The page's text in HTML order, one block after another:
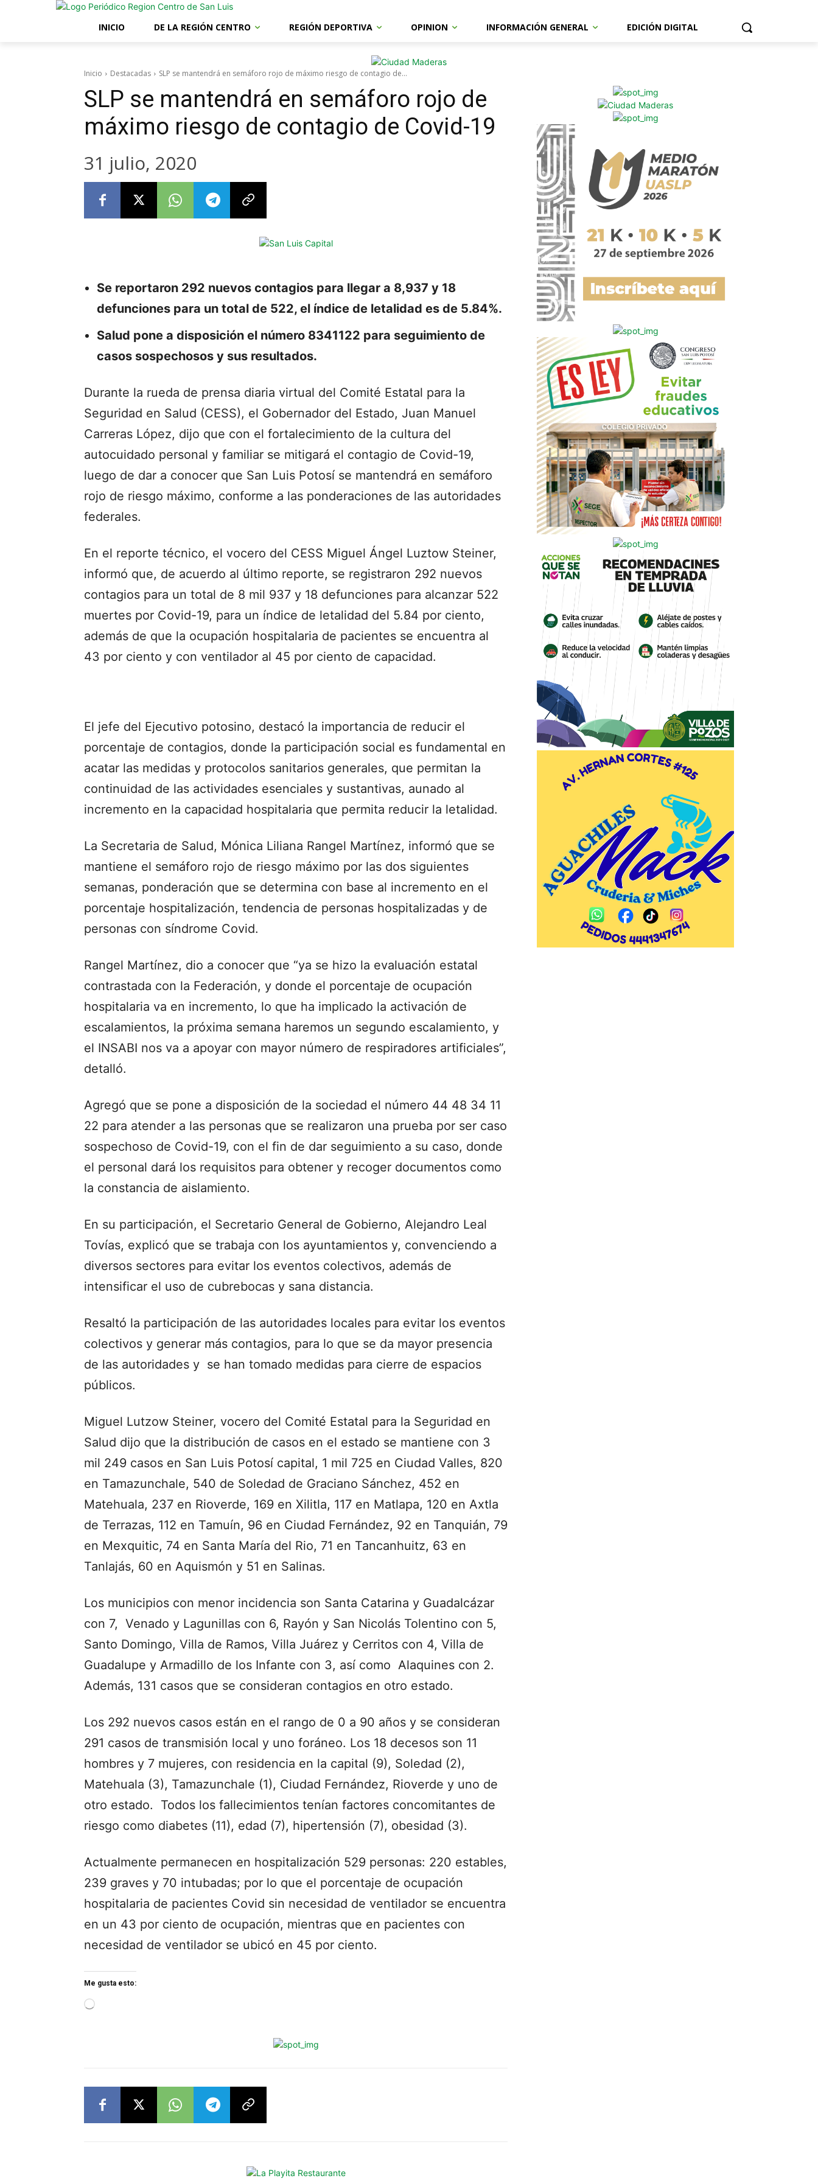
INICIO DE LA REGIÓN CENTRO REGIÓN DEPORTIVA OPINION INFORMACIÓN GENERAL EDICIÓN DIGITAL
Inicio Destacadas SLP se mantendrá en semáforo rojo de máximo riesgo de contagio de...
SLP se mantendrá en semáforo rojo de
máximo riesgo de contagio de Covid-19
31 julio, 2020
Se reportaron 292 nuevos contagios para llegar a 8,937 y 18
defunciones para un total de 522, el índice de letalidad es de 5.84%.
Salud pone a disposición el número 8341122 para seguimiento de
casos sospechosos y sus resultados.
Durante la rueda de prensa diaria virtual del Comité Estatal para la
Seguridad en Salud (CESS), el Gobernador del Estado, Juan Manuel
Carreras López, dijo que con el fortalecimiento de la cultura del
autocuidado personal y familiar se mitigará el contagio de Covid-19,
luego de dar a conocer que San Luis Potosí se mantendrá en semáforo
rojo de riesgo máximo, conforme a las ponderaciones de las autoridades
federales.
En el reporte técnico, el vocero del CESS Miguel Ángel Luztow Steiner,
informó que, de acuerdo al último reporte, se registraron 292 nuevos
contagios para un total de 8 mil 937 y 18 defunciones para alcanzar 522
muertes por Covid-19, para un índice de letalidad del 5.84 por ciento,
además de que la ocupación hospitalaria de pacientes se encuentra al
43 por ciento y con ventilador al 45 por ciento de capacidad.
El jefe del Ejecutivo potosino, destacó la importancia de reducir el
porcentaje de contagios, donde la participación social es fundamental en
acatar las medidas y protocolos sanitarios generales, que permitan la
continuidad de las actividades esenciales y sustantivas, aunado al
incremento en la capacidad hospitalaria que permita reducir la letalidad.
La Secretaria de Salud, Mónica Liliana Rangel Martínez, informó que se
mantiene el semáforo rojo de riesgo máximo por las dos siguientes
semanas, ponderación que se determina con base al incremento en el
porcentaje hospitalización, tendencia de personas hospitalizadas y de
personas con síndrome Covid.
Rangel Martínez, dio a conocer que “ya se hizo la evaluación estatal
contrastada con la Federación, y donde el porcentaje de ocupación
hospitalaria va en incremento, lo que ha implicado la activación de
escalamientos, la próxima semana haremos un segundo escalamiento, y
el INSABI nos va a apoyar con mayor número de respiradores artificiales”,
detalló.
Agregó que se pone a disposición de la sociedad el número 44 48 34 11
22 para atender a las personas que se realizaron una prueba por ser caso
sospechoso de Covid-19, con el fin de dar seguimiento a su caso, donde
el personal dará los requisitos para obtener y recoger documentos como
la constancia de aislamiento.
En su participación, el Secretario General de Gobierno, Alejandro Leal
Tovías, explicó que se trabaja con los ayuntamientos y, convenciendo a
diversos sectores para evitar los eventos colectivos, además de
intensificar el uso de cubrebocas y sana distancia.
Resaltó la participación de las autoridades locales para evitar los eventos
colectivos y generar más contagios, para lo que se da mayor presencia
de las autoridades y se han tomado medidas para cierre de espacios
públicos.
Miguel Lutzow Steiner, vocero del Comité Estatal para la Seguridad en
Salud dijo que la distribución de casos en el estado se mantiene con 3
mil 249 casos en San Luis Potosí capital, 1 mil 725 en Ciudad Valles, 820
en Tamazunchale, 540 de Soledad de Graciano Sánchez, 452 en
Matehuala, 237 en Rioverde, 169 en Xilitla, 117 en Matlapa, 120 en Axtla
de Terrazas, 112 en Tamuín, 96 en Ciudad Fernández, 92 en Tanquián, 79
en Mexquitic, 74 en Santa María del Rio, 71 en Tancanhuitz, 63 en
Tanlajás, 60 en Aquismón y 51 en Salinas.
Los municipios con menor incidencia son Santa Catarina y Guadalcázar
con 7, Venado y Lagunillas con 6, Rayón y San Nicolás Tolentino con 5,
Santo Domingo, Villa de Ramos, Villa Juárez y Cerritos con 4, Villa de
Guadalupe y Armadillo de los Infante con 3, así como Alaquines con 2.
Además, 131 casos que se consideran contagios en otro estado.
Los 292 nuevos casos están en el rango de 0 a 90 años y se consideran
291 casos de transmisión local y uno foráneo. Los 18 decesos son 11
hombres y 7 mujeres, con residencia en la capital (9), Soledad (2),
Matehuala (3), Tamazunchale (1), Ciudad Fernández, Rioverde y uno de
otro estado. Todos los fallecimientos tenían factores concomitantes de
riesgo como diabetes (11), edad (7), hipertensión (7), obesidad (3).
Actualmente permanecen en hospitalización 529 personas: 220 estables,
239 graves y 70 intubadas; por lo que el porcentaje de ocupación
hospitalaria de pacientes Covid sin necesidad de ventilador se encuentra
en un 43 por ciento de ocupación, mientras que en pacientes con
necesidad de ventilador se ubicó en 45 por ciento.
Me gusta esto:
…